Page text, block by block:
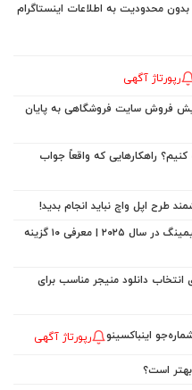
رپورتاژ آگهی
فروش سایت فروشگاهی به پایان
راهکارهایی که واقعاً جواب
مناسب‌ترین کارت گرافیک برای بازی و گیمینگ در سال ۲۰۲۵ | معرفی ۱۰ گزینه
انتخاب دانلود منیجر مناسب برای
اینباکسینو رپورتاژ آگهی